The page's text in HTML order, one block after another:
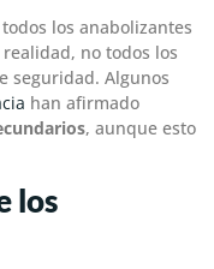
los anabolizantes
no todos los
seguridad. Algunos
han afirmado
, aunque esto
los